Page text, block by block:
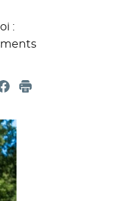
:
sur X
fenêtre
Partager sur Facebook
- Nouvelle fenêtre
Imprimer